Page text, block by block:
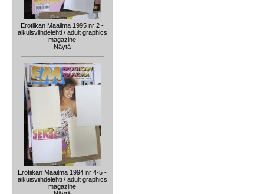
Erotiikan Maailma 1995 nr 2 -
aikuisviihdelehti / adult graphics
magazine
Näytä
Erotiikan Maailma 1994 nr 4-5 -
aikuisviihdelehti / adult graphics
magazine